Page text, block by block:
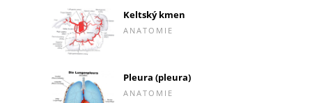
Keltský kmen
ANATOMIE
Pleura (pleura)
ANATOMIE